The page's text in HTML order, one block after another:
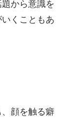
から意識を
くこともあ
、顔を触る癖